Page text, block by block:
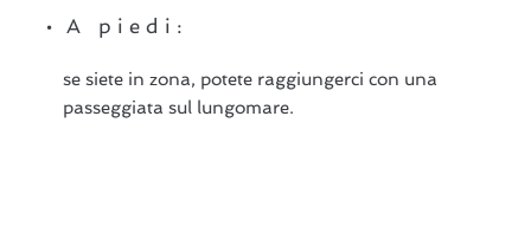
A piedi:
se siete in zona, potete raggiungerci con una
passeggiata sul lungomare.